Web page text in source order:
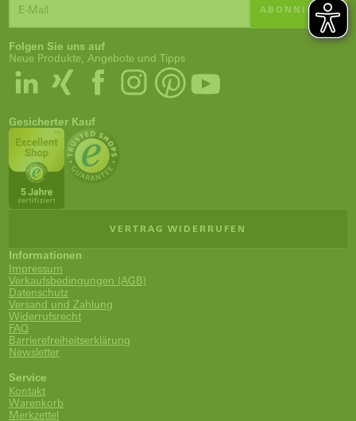
ABONNIEREN
Folgen Sie uns auf
Neue Produkte, Angebote und Tipps
Gesicherter Kauf
VERTRAG WIDERRUFEN
Informationen
Impressum
Verkaufsbedingungen (AGB)
Datenschutz
Versand und Zahlung
Widerrufsrecht
FAQ
Barrierefreiheitserklärung
Newsletter
Service
Kontakt
Warenkorb
Merkzettel